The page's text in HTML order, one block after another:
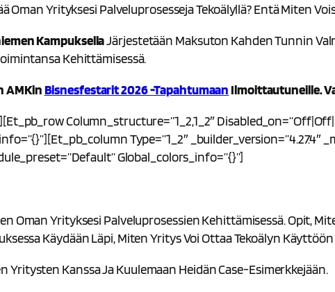
Oman Yrityksesi Palveluprosesseja Tekoälyllä? Entä Miten
KampuksellaJärjestetään Maksuton Kahden Tunnin
Kehittämisessä.
AMKinBisnesfestarit 2026 -tapahtumaan Ilmoittautuneille.
Column_structure=”1_2,1_2″
Type=”1_2″ _builder_version=”4.27.4″
Global_colors_info=”{}”]
Oman Yrityksesi Palveluprosessien Kehittämisessä. Opit,
Käydään Läpi, Miten Yritys Voi Ottaa Tekoälyn Käyttöön
Yritysten Kanssa Ja Kuulemaan Heidän Case-Esimerkkejään.